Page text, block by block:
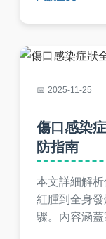
性強，適合所
2025-11-25
傷口感染
防指南
本文詳細解
紅腫到全身
驟。內容涵